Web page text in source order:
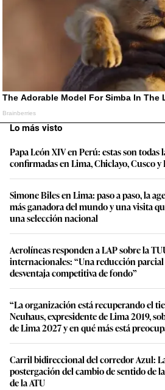
Lo más visto
Papa León XIV en Perú: estas son todas
confirmadas en Lima, Chiclayo, Cusco y
Simone Biles en Lima: paso a paso, la
más ganadora del mundo y una visita
una selección nacional
Aerolíneas responden a LAP sobre la
internacionales: “Una reducción
desventaja competitiva de fondo”
“La organización está recuperando el
Neuhaus, expresidente de Lima 2019,
de Lima 2027 y en qué más está
Carril bidireccional del corredor Azul:
postergación del cambio de sentido de
de la ATU